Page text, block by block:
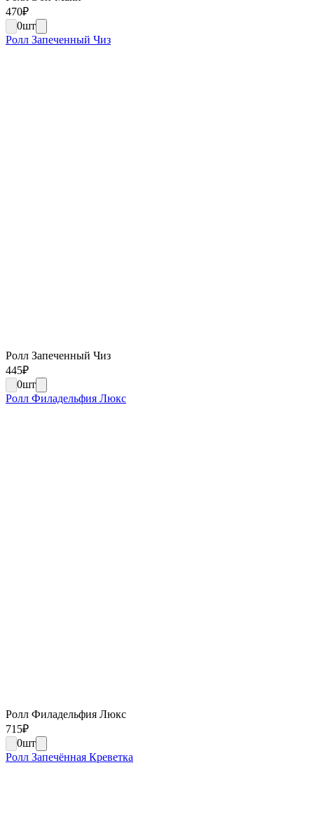
470₽
0шт
Ролл Запеченный Чиз
Ролл Запеченный Чиз
445₽
0шт
Ролл Филадельфия Люкс
Ролл Филадельфия Люкс
715₽
0шт
Ролл Запечённая Креветка